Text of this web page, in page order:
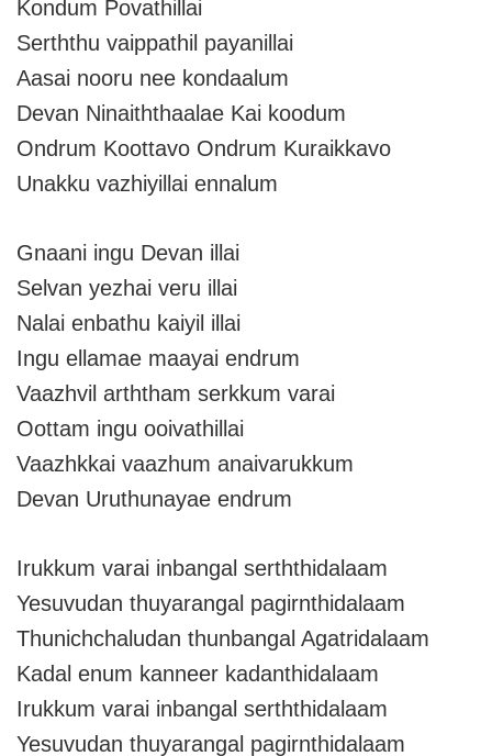
Kondum Povathillai
Serththu vaippathil payanillai
Aasai nooru nee kondaalum
Devan Ninaiththaalae Kai koodum
Ondrum Koottavo Ondrum Kuraikkavo
Unakku vazhiyillai ennalum
Gnaani ingu Devan illai
Selvan yezhai veru illai
Nalai enbathu kaiyil illai
Ingu ellamae maayai endrum
Vaazhvil arththam serkkum varai
Oottam ingu ooivathillai
Vaazhkkai vaazhum anaivarukkum
Devan Uruthunayae endrum
Irukkum varai inbangal serththidalaam
Yesuvudan thuyarangal pagirnthidalaam
Thunichchaludan thunbangal Agatridalaam
Kadal enum kanneer kadanthidalaam
Irukkum varai inbangal serththidalaam
Yesuvudan thuyarangal pagirnthidalaam